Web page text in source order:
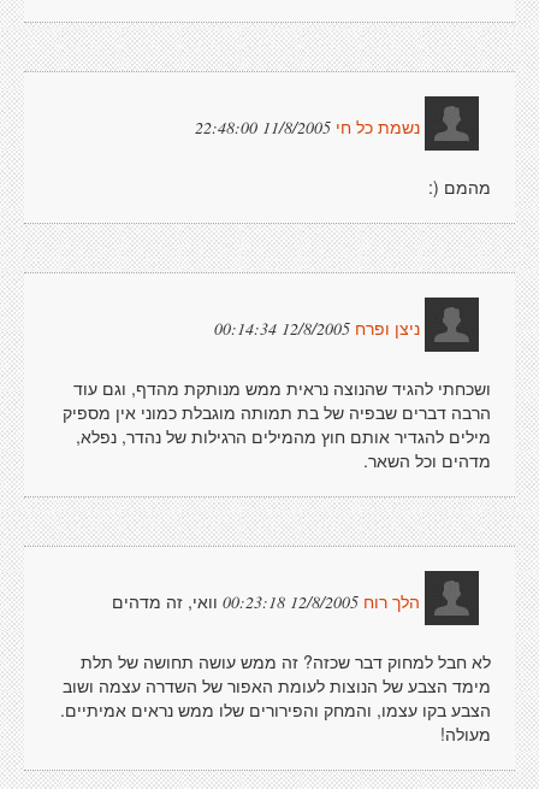
נשמת כל חי 11/8/2005 22:48:00
מהמם (:
ניצן ופרח 12/8/2005 00:14:34
ושכחתי להגיד שהנוצה נראית ממש מנותקת מהדף, וגם עוד
הרבה דברים שבפיה של בת תמותה מוגבלת כמוני אין מספיק
מילים להגדיר אותם חוץ מהמילים הרגילות של נהדר, נפלא,
מדהים וכל השאר.
הלך רוח 12/8/2005 00:23:18 וואי, זה מדהים
לא חבל למחוק דבר שכזה? זה ממש עושה תחושה של תלת
מימד הצבע של הנוצות לעומת האפור של השדרה עצמה ושוב
הצבע בקו עצמו, והמחק והפירורים שלו ממש נראים אמיתיים.
מעולה!